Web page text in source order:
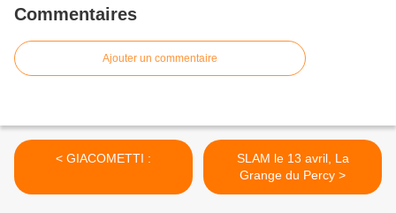
Commentaires
Ajouter un commentaire
< GIACOMETTI :
SLAM le 13 avril, La
Grange du Percy >